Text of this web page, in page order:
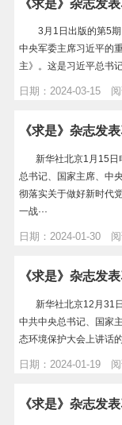
3月1日出版的第5期
中央军委主席习近平的
主》。这是习近平总书
日期：2024-03-15
新华社北京1月15日
总书记、国家主席、中
彻落实关于做好新时
一战···
日期：2024-01-30
新华社北京12月31日
中共中央总书记、国家
态环境保护大会上讲话
日期：2024-01-19